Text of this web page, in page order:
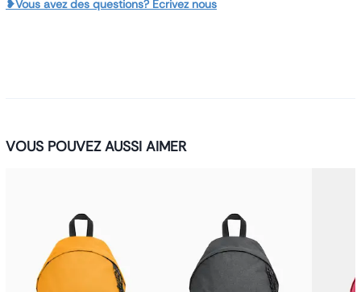
❥Vous avez des questions? Écrivez nous
VOUS POUVEZ AUSSI AIMER